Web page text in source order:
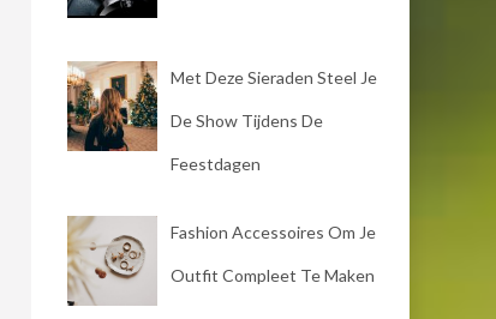
Met Deze Sieraden Steel Je
De Show Tijdens De
Feestdagen
Fashion Accessoires Om Je
Outfit Compleet Te Maken